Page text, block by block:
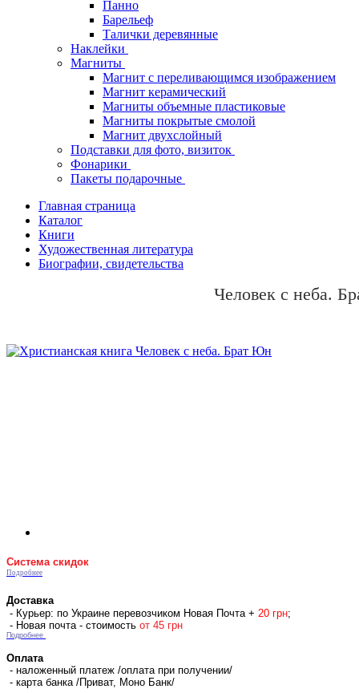
Панно
Барельеф
Талички деревянные
Наклейки
Магниты
Магнит с переливающимся изображением
Магнит керамический
Магниты объемные пластиковые
Магниты покрытые смолой
Магнит двухслойный
Подставки для фото, визиток
Фонарики
Пакеты подарочные
Главная страница
Каталог
Книги
Художественная литература
Биографии, свидетельства
Человек с неба.
Система скидок
Подробнее
Доставка
- Курьер: по Украине перевозчиком Новая Почта + 20 грн;
- Новая почта - стоимость от 45 грн
Подробнее
Оплата
- наложенный платеж /оплата при получении/
- карта банка /Приват, Моно Банк/